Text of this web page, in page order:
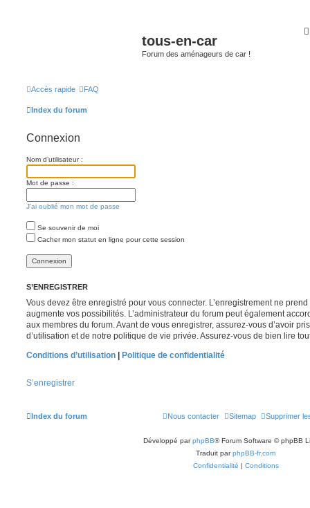
tous-en-car
Forum des aménageurs de car !
Accès rapide FAQ
Index du forum
Connexion
Nom d’utilisateur :
Mot de passe :
J’ai oublié mon mot de passe
Se souvenir de moi
Cacher mon statut en ligne pour cette session
S’ENREGISTRER
Vous devez être enregistré pour vous connecter. L’enregistrement ne
augmente vos possibilités. L’administrateur du forum peut également
aux membres du forum. Avant de vous enregistrer, assurez-vous d’avoir
d’utilisation et de notre politique de vie privée. Assurez-vous de bien lire
Conditions d’utilisation
Politique de confidentialité
S’enregistrer
Index du forum Supprimer
Sitemap
Nous contacter
Développé parphpBB® Forum Software © phpBB
Traduit parphpBB-fr.com
Confidentialité | Conditions